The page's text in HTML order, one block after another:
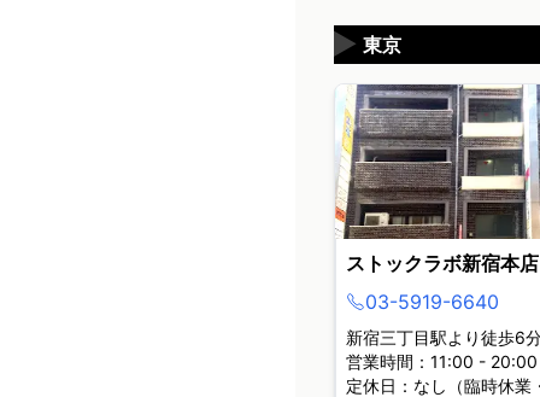
東京
▶
ストックラボ新宿本店
03-5919-6640
新宿三丁目駅より徒歩6
営業時間：11:00 - 20:00
定休日：なし（臨時休業